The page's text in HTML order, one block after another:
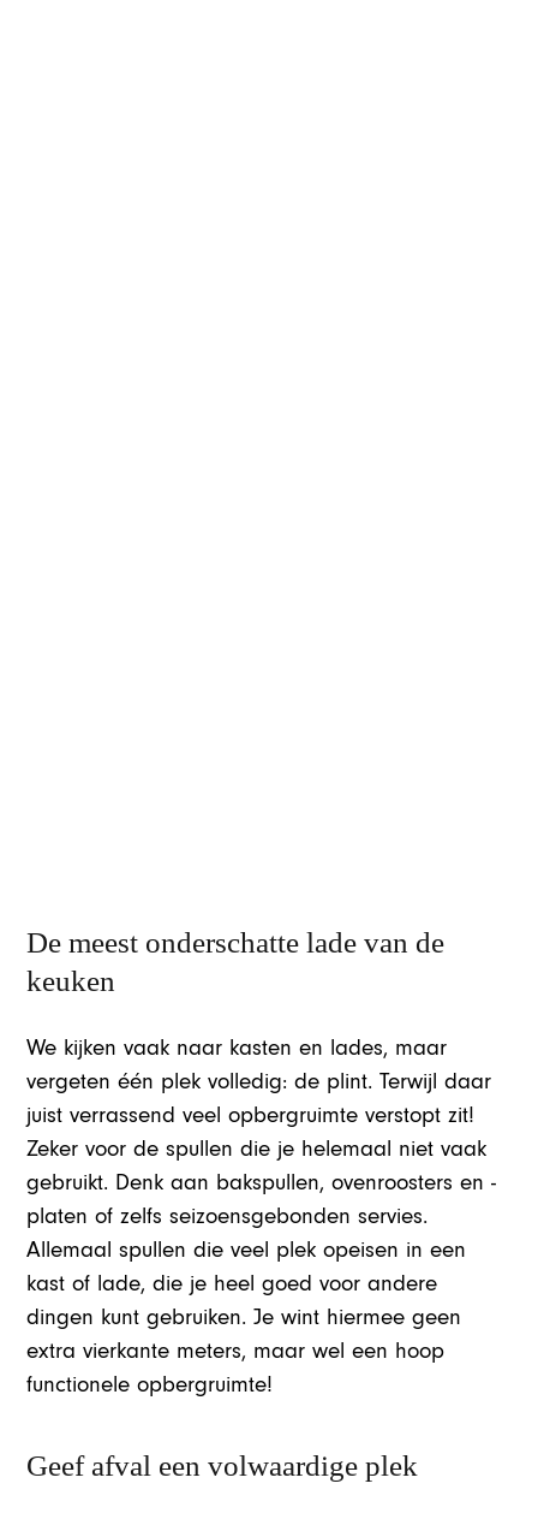
De meest onderschatte lade van de
keuken
We kijken vaak naar kasten en lades, maar
vergeten één plek volledig: de plint. Terwijl daar
juist verrassend veel opbergruimte verstopt zit!
Zeker voor de spullen die je helemaal niet vaak
gebruikt. Denk aan bakspullen, ovenroosters en -
platen of zelfs seizoensgebonden servies.
Allemaal spullen die veel plek opeisen in een
kast of lade, die je heel goed voor andere
dingen kunt gebruiken. Je wint hiermee geen
extra vierkante meters, maar wel een hoop
functionele opbergruimte!
Geef afval een volwaardige plek